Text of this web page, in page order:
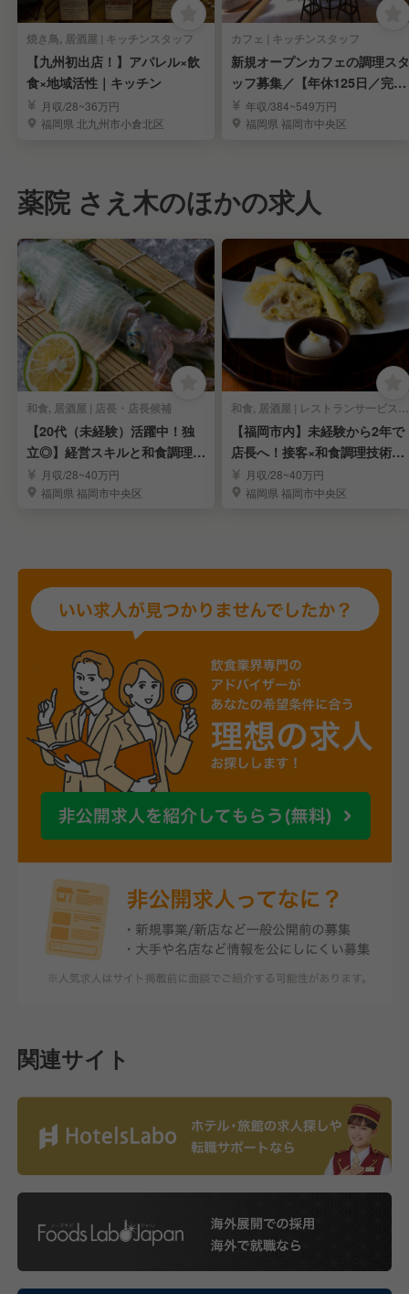
焼き鳥, 居酒屋 | キッチンスタッフ
【九州初出店！】アパレル×飲
食×地域活性｜キッチン
月収/28~36万円
福岡県 北九州市小倉北区
カフェ | キッチンスタッフ
新規オープンカフェの調理スタ
ッフ募集／【年休125日／完全
週休2日制】
年収/384~549万円
福岡県 福岡市中央区
薬院 さえ木のほかの求人
和食, 居酒屋 | 店長・店長候補
【20代（未経験）活躍中！独
立◎】経営スキルと和食調理技
術を学ぶ。
月収/28~40万円
福岡県 福岡市中央区
和食, 居酒屋 | レストランサービス・ホールスタッフ
【福岡市内】未経験から2年で
店長へ！接客×和食調理技術×
経営を学び独立へ
月収/28~40万円
福岡県 福岡市中央区
関連サイト